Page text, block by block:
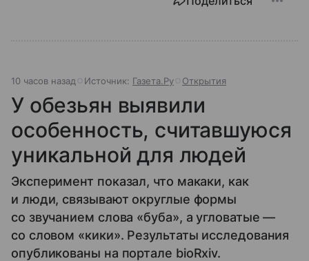
10 часов назад Источник: Газета.Ру Открытия
У обезьян выявили
особенность, считавшуюся
уникальной для людей
Эксперимент показал, что макаки, как
и люди, связывают округлые формы
со звучанием слова «буба», а угловатые —
со словом «кики». Результаты исследования
опубликованы на портале bioRxiv.